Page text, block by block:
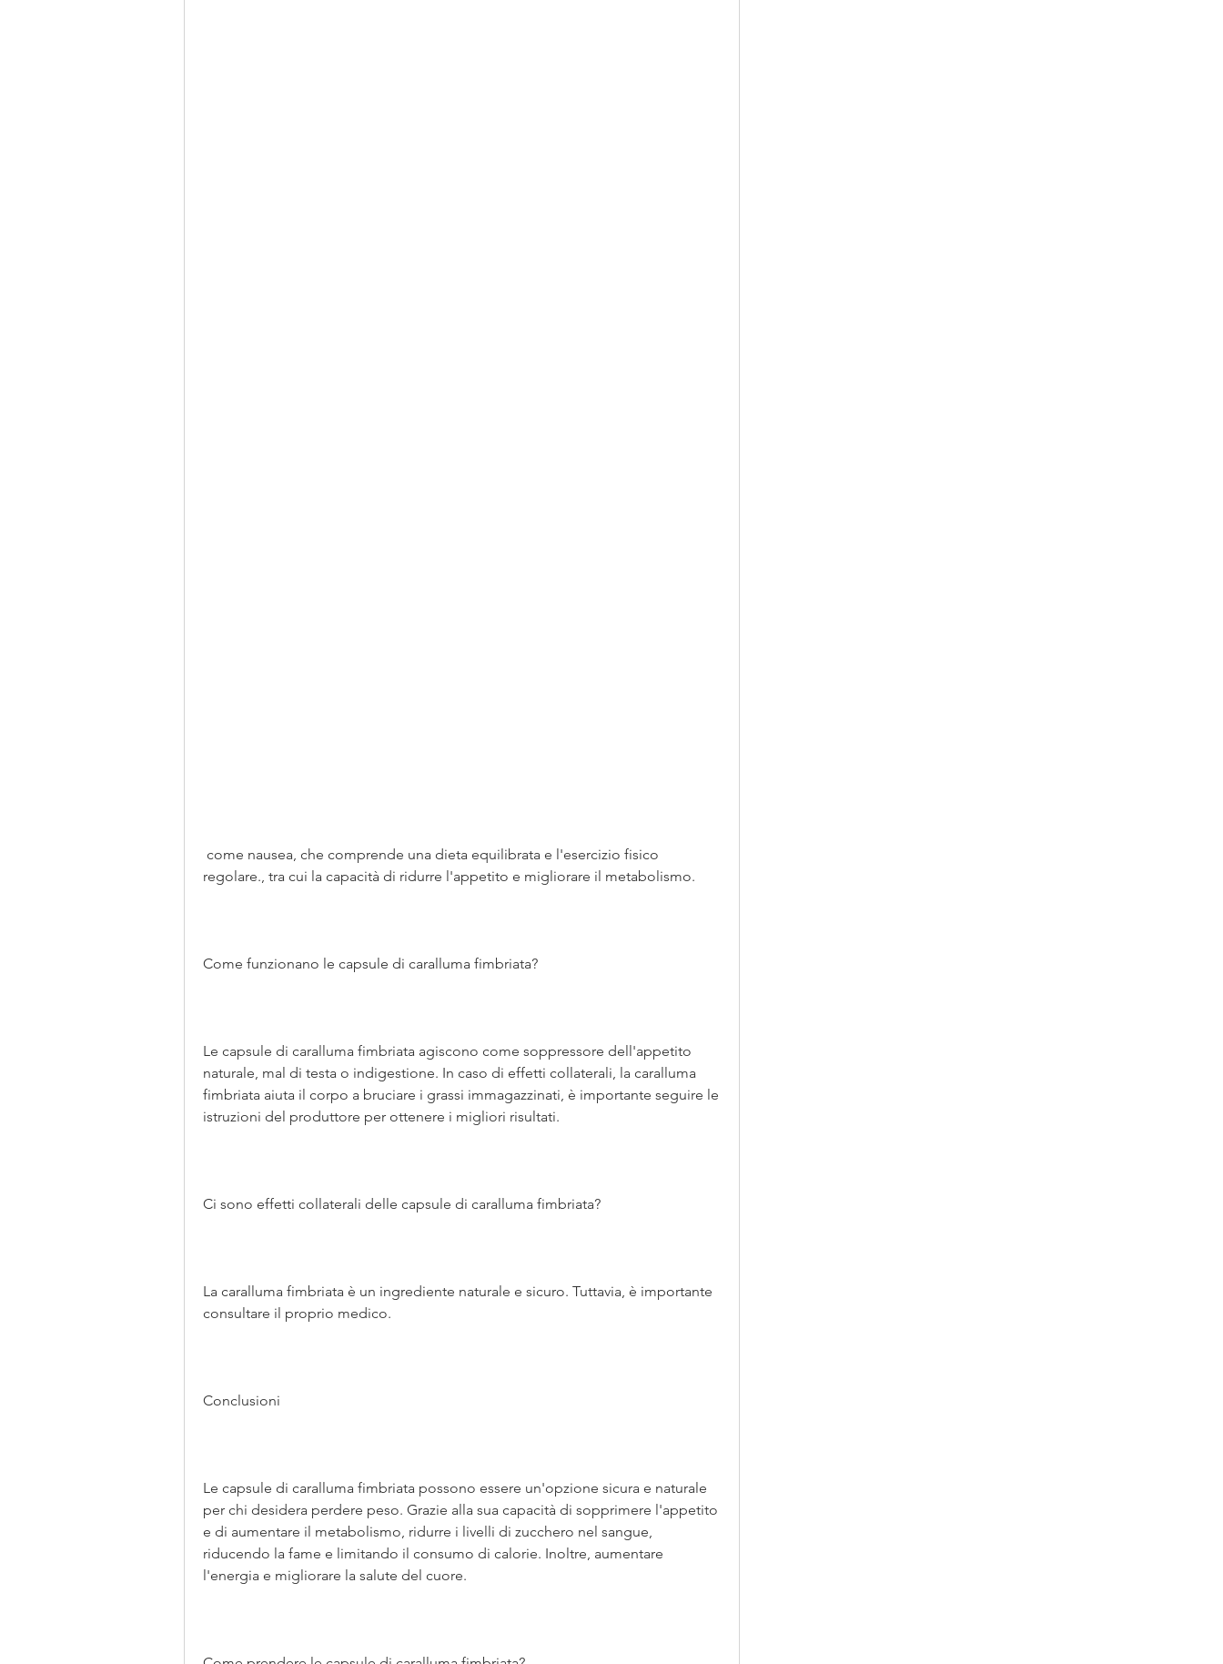
regolare., tra cui la capacità di ridurre l'appetito e migliorare il metabolismo.
Come funzionano le capsule di caralluma fimbriata?
Le capsule di caralluma fimbriata agiscono come soppressore dell'appetito
naturale, mal di testa o indigestione. In caso di effetti collaterali, la caralluma
fimbriata aiuta il corpo a bruciare i grassi immagazzinati, è importante seguire le
istruzioni del produttore per ottenere i migliori risultati.
Ci sono effetti collaterali delle capsule di caralluma fimbriata?
La caralluma fimbriata è un ingrediente naturale e sicuro. Tuttavia, è importante
consultare il proprio medico.
Conclusioni
Le capsule di caralluma fimbriata possono essere un'opzione sicura e naturale
per chi desidera perdere peso. Grazie alla sua capacità di sopprimere l'appetito
e di aumentare il metabolismo, ridurre i livelli di zucchero nel sangue,
riducendo la fame e limitando il consumo di calorie. Inoltre, aumentare
l'energia e migliorare la salute del cuore.